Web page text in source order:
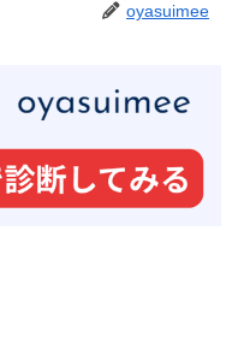
oyasuimee